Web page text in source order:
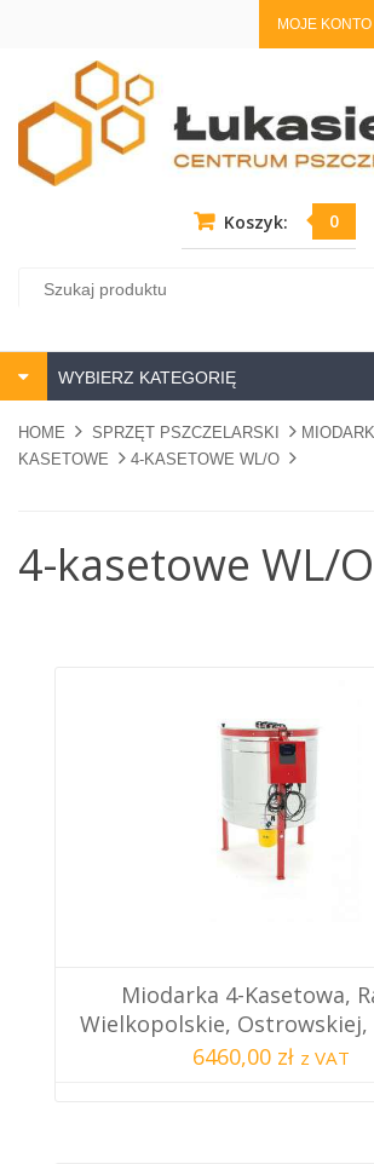
MOJE KONTO
Koszyk: 0
WYBIERZ KATEGORIĘ
HOME SPRZĘT PSZCZELARSKI MIODARKI
KASETOWE
4-KASETOWE WL/O
4-kasetowe WL/O
Miodarka 4-Kasetowa,
Wielkopolskie, Ostrowskiej,
6460,00 zł z VAT